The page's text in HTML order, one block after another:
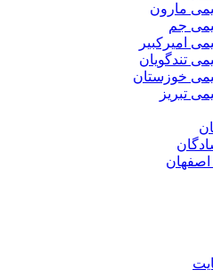
مارون
جم
امیرکبیر
تندگویان
خوزستان
تبریز
اصفهان